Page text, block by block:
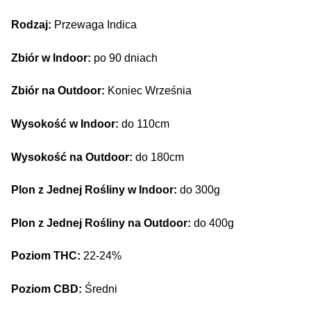
Rodzaj: Przewaga Indica
Zbiór w Indoor: po 90 dniach
Zbiór na Outdoor: Koniec Września
Wysokość w Indoor: do 110cm
Wysokość na Outdoor: do 180cm
Plon z Jednej Rośliny w Indoor: do 300g
Plon z Jednej Rośliny na Outdoor: do 400g
Poziom THC: 22-24%
Poziom CBD: Średni